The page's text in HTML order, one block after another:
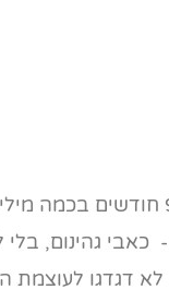
גהינום,
לא דגדגו לעוצמת